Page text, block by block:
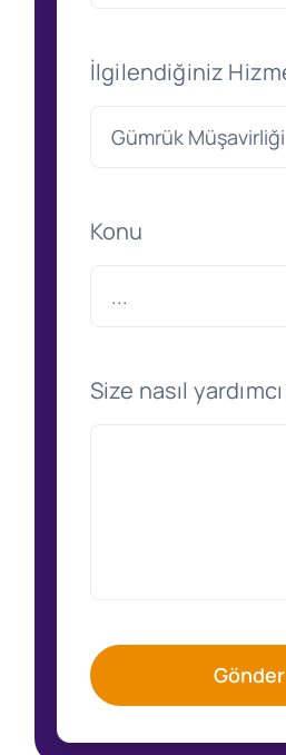
İlgilendiğiniz
Konu
Size nasıl
Gönder